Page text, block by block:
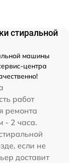
стиральной
машины
центра
работ
ремонта
- 2 часа.
если не
доставит